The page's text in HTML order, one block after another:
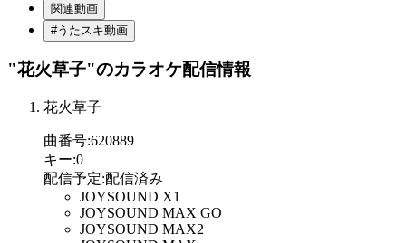
関連動画
#うたスキ動画
"花火草子"のカラオケ配信情報
花火草子
曲番号:620889
キー:0
配信予定:配信済み
JOYSOUND X1
JOYSOUND MAX GO
JOYSOUND MAX2